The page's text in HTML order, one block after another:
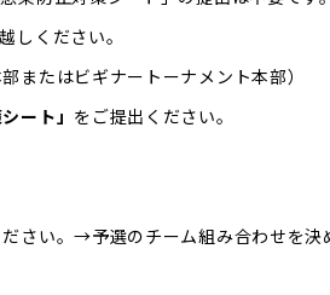
しください。
たはビギナートーナメント本部）
ート」 をご提出ください。
さい。→予選のチーム組み合わせを決